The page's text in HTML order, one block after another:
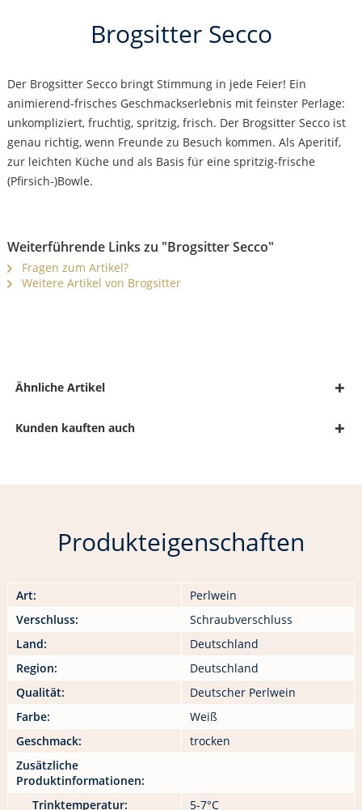
Brogsitter Secco
Der Brogsitter Secco bringt Stimmung in jede Feier! Ein
animierend-frisches Geschmackserlebnis mit feinster Perlage:
unkompliziert, fruchtig, spritzig, frisch. Der Brogsitter Secco ist
genau richtig, wenn Freunde zu Besuch kommen. Als Aperitif,
zur leichten Küche und als Basis für eine spritzig-frische
(Pfirsich-)Bowle.
Weiterführende Links zu "Brogsitter Secco"
Fragen zum Artikel?
Weitere Artikel von Brogsitter
Ähnliche Artikel
Kunden kauften auch
Produkteigenschaften
Art:
Perlwein
Verschluss:
Schraubverschluss
Land:
Deutschland
Region:
Deutschland
Qualität:
Deutscher Perlwein
Farbe:
Weiß
Geschmack:
trocken
Zusätzliche
Produktinformationen:
Trinktemperatur:
5-7°C